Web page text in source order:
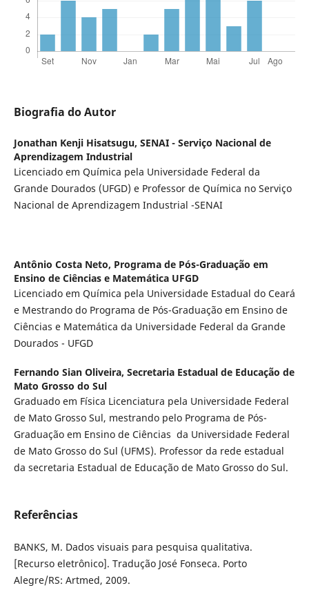
Biografia do Autor
Jonathan Kenji Hisatsugu, SENAI - Serviço Nacional de
Aprendizagem Industrial
Licenciado em Química pela Universidade Federal da
Grande Dourados (UFGD) e Professor de Química no Serviço
Nacional de Aprendizagem Industrial -SENAI
Antônio Costa Neto, Programa de Pós-Graduação em
Ensino de Ciências e Matemática UFGD
Licenciado em Química pela Universidade Estadual do Ceará
e Mestrando do Programa de Pós-Graduação em Ensino de
Ciências e Matemática da Universidade Federal da Grande
Dourados - UFGD
Fernando Sian Oliveira, Secretaria Estadual de Educação de
Mato Grosso do Sul
Graduado em Física Licenciatura pela Universidade Federal
de Mato Grosso Sul, mestrando pelo Programa de Pós-
Graduação em Ensino de Ciências da Universidade Federal
de Mato Grosso do Sul (UFMS). Professor da rede estadual
da secretaria Estadual de Educação de Mato Grosso do Sul.
Referências
BANKS, M. Dados visuais para pesquisa qualitativa.
[Recurso eletrônico]. Tradução José Fonseca. Porto
Alegre/RS: Artmed, 2009.